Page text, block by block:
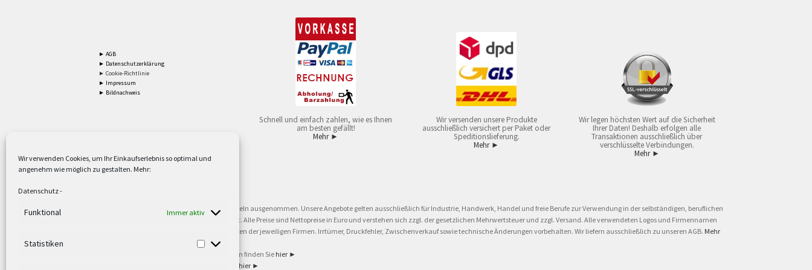
Wir verwenden Cookies, um Ihr Einkaufserlebnis so optimal und
angenehm wie möglich zu gestalten. Mehr:
Datenschutz-
Funktional Immer aktiv
Statistiken
► AGB
► Datenschutzerklärung
► Cookie-Richtlinie
► Impressum
► Bildnachweis
Schnell und einfach zahlen, wie es Ihnen
am besten gefällt!
Mehr ►
Wir versenden unsere Produkte
ausschließlich versichert per Paket oder
Speditionslieferung.
Mehr ►
Wir legen höchsten Wert auf die Sicherheit
Ihrer Daten! Deshalb erfolgen alle
Transaktionen ausschließlich über
verschlüsselte Verbindungen.
Mehr ►
Versandkostenfrei ab 59,90 € Nettowarenwert. Inseln ausgenommen. Unsere Angebote gelten ausschließlich für Industrie, Handwerk, Handel und freie Berufe zur Verwendung in der selbständigen, beruflichen
oder gewerblichen Tätigkeit. Kein Verkauf an privat. Alle Preise sind Nettopreise in Euro und verstehen sich zzgl. der gesetzlichen Mehrwertsteuer und zzgl. Versand. Alle verwendeten Logos und Firmennamen
sind Warenzeichen oder eingetragene Warenzeichen der jeweiligen Firmen. Irrtümer, Druckfehler, Zwischenverkauf sowie technische Änderungen vorbehalten. Wir liefern ausschließlich zu unseren AGB. Mehr
Weitere Informationen und Zahlungsbedingungen finden Sie hier ►
hier ►